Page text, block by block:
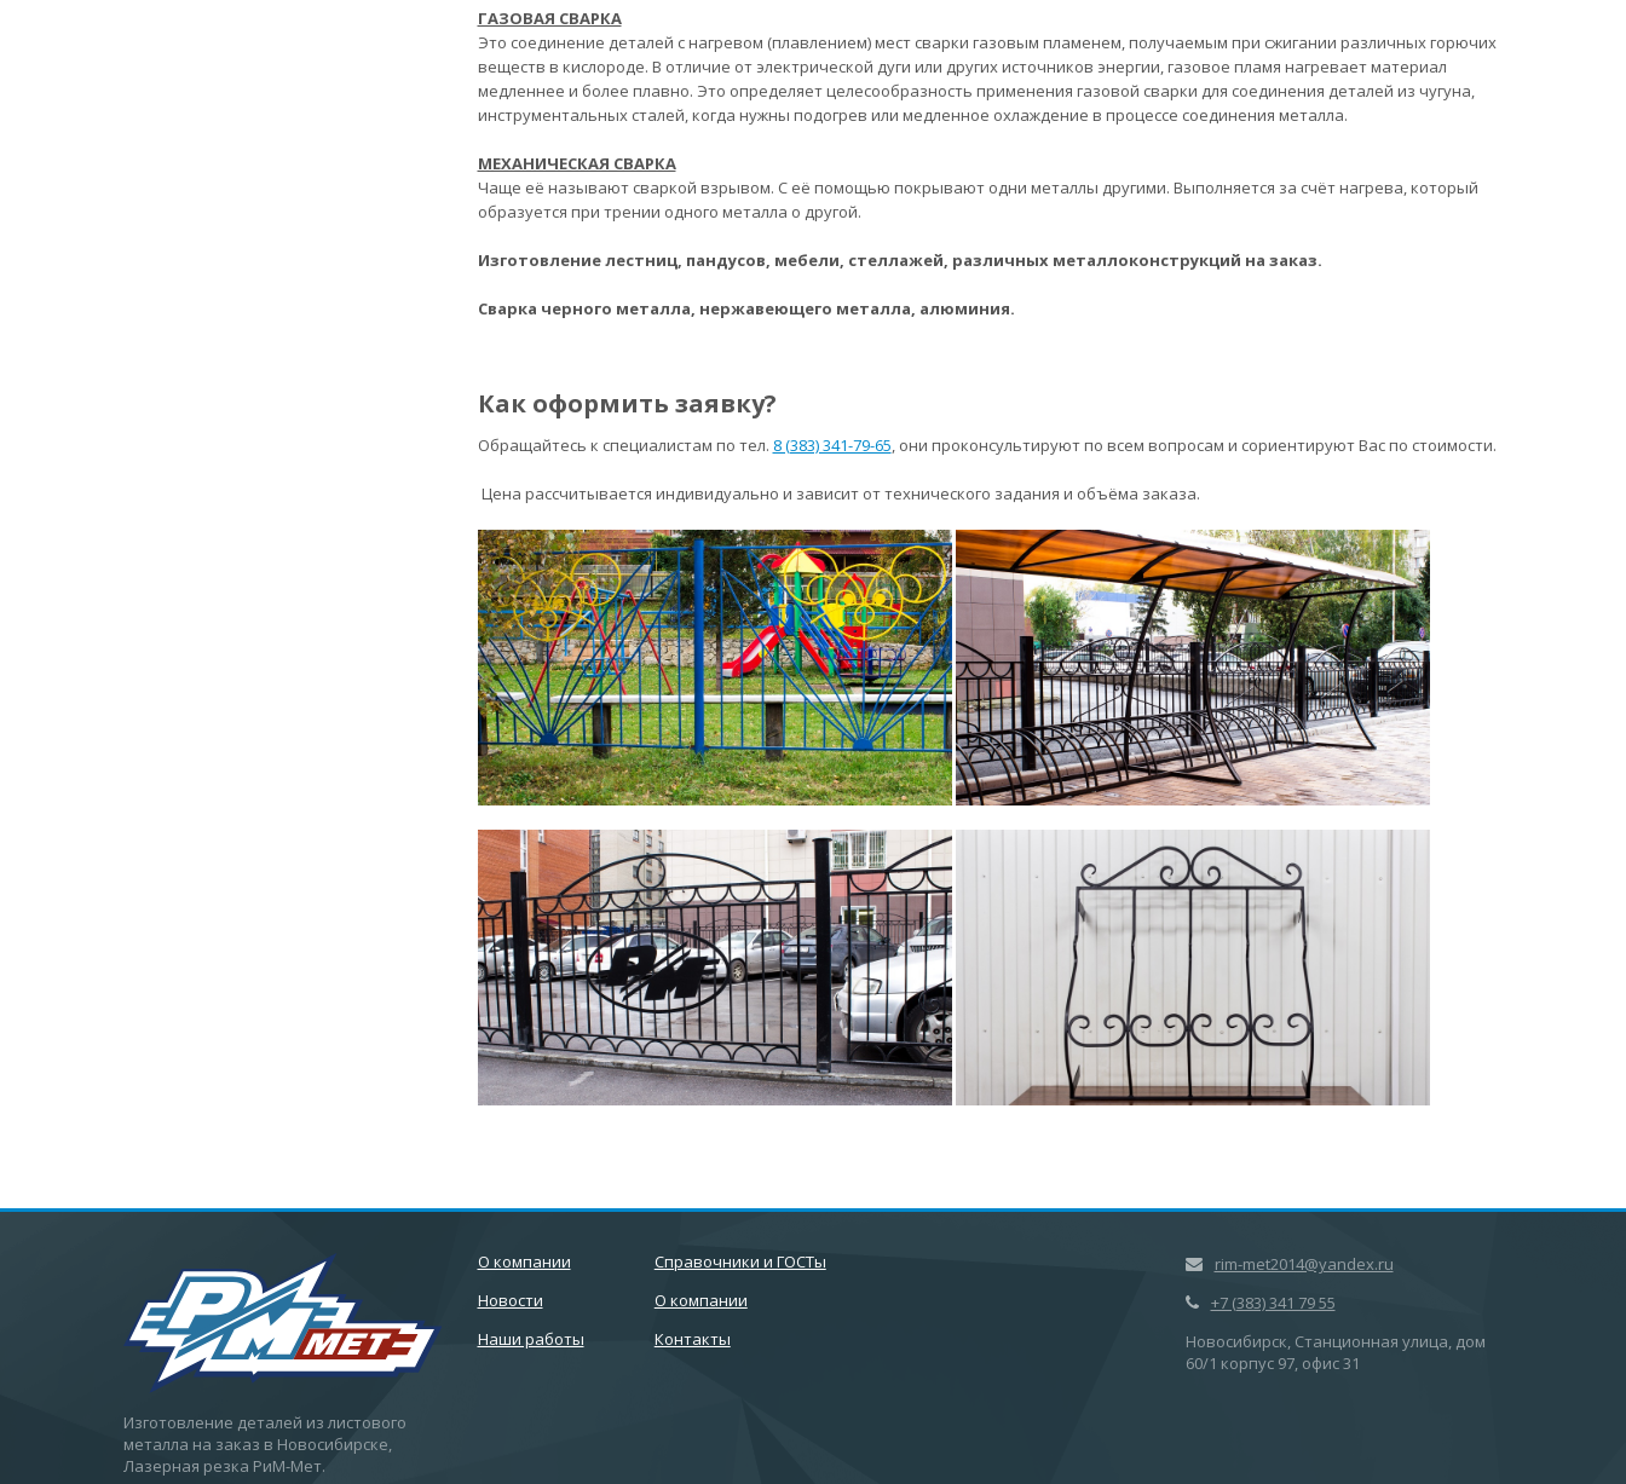
ГАЗОВАЯ СВАРКА
Это соединение деталей с нагревом (плавлением) мест сварки газовым пламенем, получаемым при сжигании различных горючих
веществ в кислороде. В отличие от электрической дуги или других источников энергии, газовое пламя нагревает материал
медленнее и более плавно. Это определяет целесообразность применения газовой сварки для соединения деталей из чугуна,
инструментальных сталей, когда нужны подогрев или медленное охлаждение в процессе соединения металла.
МЕХАНИЧЕСКАЯ СВАРКА
Чаще её называют сваркой взрывом. С её помощью покрывают одни металлы другими. Выполняется за счёт нагрева, который
образуется при трении одного металла о другой.
Изготовление лестниц, пандусов, мебели, стеллажей, различных металлоконструкций на заказ.
Сварка черного металла, нержавеющего металла, алюминия.
Как оформить заявку?
Обращайтесь к специалистам по тел. 8 (383) 341-79-65, они проконсультируют по всем вопросам и сориентируют Вас по стоимости.
Цена рассчитывается индивидуально и зависит от технического задания и объёма заказа.
Изготовление деталей из листового
металла на заказ в Новосибирске,
Лазерная резка РиМ-Мет.
О компании
Новости
Наши работы
Справочники и ГОСТы
О компании
Контакты
rim-met2014@yandex.ru
+7 (383) 341 79 55
Новосибирск, Станционная улица, дом
60/1 корпус 97, офис 31